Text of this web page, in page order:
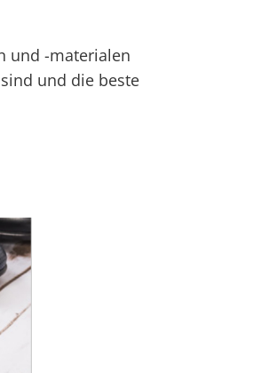
und -materialen
und die beste